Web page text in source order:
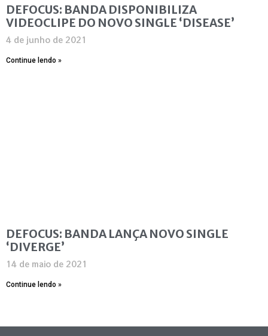
DEFOCUS: BANDA DISPONIBILIZA
VIDEOCLIPE DO NOVO SINGLE ‘DISEASE’
4 de junho de 2021
Continue lendo »
DEFOCUS: BANDA LANÇA NOVO SINGLE
‘DIVERGE’
14 de maio de 2021
Continue lendo »